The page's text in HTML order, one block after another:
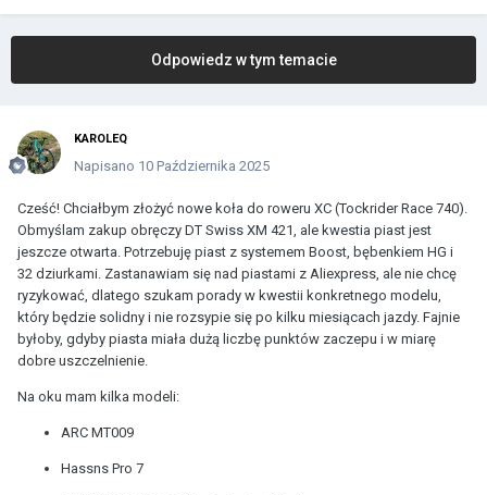
Odpowiedz w tym temacie
KAROLEQ
Napisano 10 Października 2025
Cześć! Chciałbym złożyć nowe koła do roweru XC (Tockrider Race 740).
Obmyślam zakup obręczy DT Swiss XM 421, ale kwestia piast jest
jeszcze otwarta. Potrzebuję piast z systemem Boost, bębenkiem HG i
32 dziurkami. Zastanawiam się nad piastami z Aliexpress, ale nie chcę
ryzykować, dlatego szukam porady w kwestii konkretnego modelu,
który będzie solidny i nie rozsypie się po kilku miesiącach jazdy. Fajnie
byłoby, gdyby piasta miała dużą liczbę punktów zaczepu i w miarę
dobre uszczelnienie.
Na oku mam kilka modeli:
ARC MT009
Hassns Pro 7